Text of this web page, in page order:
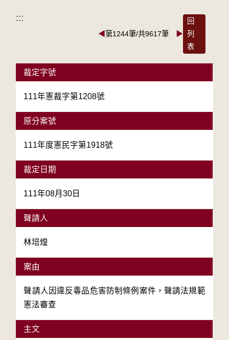
:::
◀第1244筆/共9617筆 ▶
回
列
表
裁定字號
111年憲裁字第1208號
原分案號
111年度憲民字第1918號
裁定日期
111年08月30日
聲請人
林培煌
案由
聲請人因違反毒品危害防制條例案件，聲請法規範
憲法審查
主文